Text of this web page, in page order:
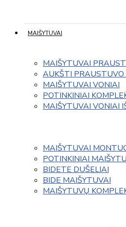
MAIŠYTUVAI
MAIŠYTUVAI
AUKŠTI
MAIŠYTUVAI VONIAI
POTINKINIAI
MAIŠYTUVAI VONIAI
MAIŠYTUVAI
POTINKINIAI
BIDETE DUŠELIAI
BIDE MAIŠYTUVAI
MAIŠYTUVŲ